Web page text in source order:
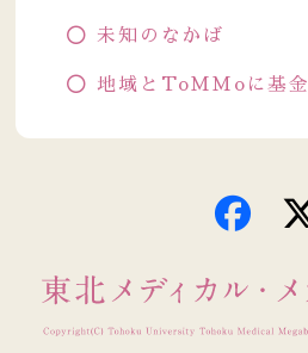
未知のなかば
地域とToMMoに基金